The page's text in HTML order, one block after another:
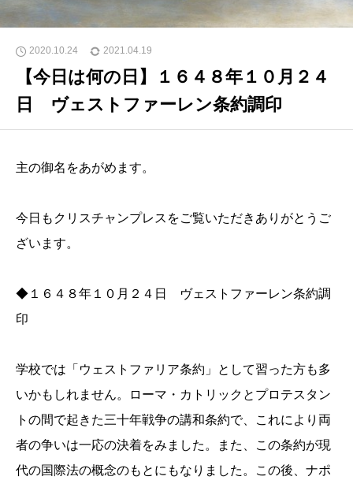
2020.10.24 2021.04.19
【今日は何の日】１６４８年１０月２４
日 ヴェストファーレン条約調印
主の御名をあがめます。
今日もクリスチャンプレスをご覧いただきありがとうご
ざいます。
◆１６４８年１０月２４日 ヴェストファーレン条約調
印
学校では「ウェストファリア条約」として習った方も多
いかもしれません。ローマ・カトリックとプロテスタン
トの間で起きた三十年戦争の講和条約で、これにより両
者の争いは一応の決着をみました。また、この条約が現
代の国際法の概念のもとにもなりました。この後、ナポ